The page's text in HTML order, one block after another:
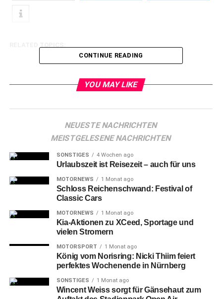
CONTINUE READING
YOU MAY LIKE
NEUESTE NACHRICHTEN
MEISTGELESENE NACHRICHTEN
SONSTIGES 4 Wochen ago
Urlaubszeit ist Reisezeit – auch für uns
MOTORNEWS 1 Monat ago
Schloss Reichenschwand: Festival of
Classic Cars
MOTORNEWS 1 Monat ago
Kia-Aktionen zu XCeed, Sportage und
vielen Stromern
MOTORSPORT 1 Monat ago
König vom Norisring: Nicki Thiim feiert
perfektes Wochenende in Nürnberg
SONSTIGES 1 Monat ago
Wincent Weiss sorgt für Gänsehaut zum